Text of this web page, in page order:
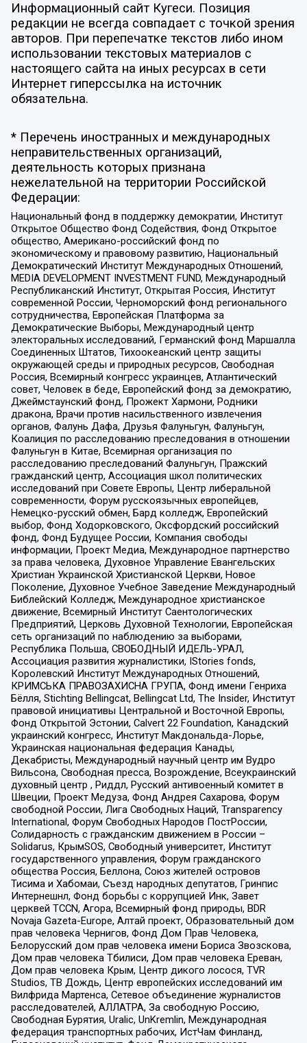
Информационный сайт Кугеси. Позиция
редакции не всегда совпадает с точкой зрения
авторов. При перепечатке текстов либо ином
использовании текстовых материалов с
настоящего сайта на иных ресурсах в сети
Интернет гиперссылка на источник
обязательна.
* Перечень иностранных и международных
неправительственных организаций,
деятельность которых признана
нежелательной на территории Российской
Федерации:
Национальный фонд в поддержку демократии, Институт
Открытое Общество Фонд Содействия, Фонд Открытое
общество, Американо-российский фонд по
экономическому и правовому развитию, Национальный
Демократический Институт Международных Отношений,
MEDIA DEVELOPMENT INVESTMENT FUND, Международный
Республиканский Институт, Открытая Россия, Институт
современной России, Черноморский фонд регионального
сотрудничества, Европейская Платформа за
Демократические Выборы, Международный центр
электоральных исследований, Германский фонд Маршалла
Соединенных Штатов, Тихоокеанский центр защиты
окружающей среды и природных ресурсов, Свободная
Россия, Всемирный конгресс украинцев, Атлантический
совет, Человек в беде, Европейский фонд за демократию,
Джеймстаунский фонд, Прожект Хармони, Родники
дракона, Врачи против насильственного извлечения
органов, Фалунь Дафа, Друзья Фалуньгун, Фалуньгун,
Коалиция по расследованию преследования в отношении
Фалуньгун в Китае, Всемирная организация по
расследованию преследований Фалуньгун, Пражский
гражданский центр, Ассоциация школ политических
исследований при Совете Европы, Центр либеральной
современности, Форум русскоязычных европейцев,
Немецко-русский обмен, Бард колледж, Европейский
выбор, Фонд Ходорковского, Оксфордский российский
фонд, Фонд Будущее России, Компания свободы
информации, Проект Медиа, Международное партнерство
за права человека, Духовное Управление Евангельских
Христиан Украинской Христианской Церкви, Новое
Поколение, Духовное Учебное Заведение Международный
Библейский Колледж, Международное христианское
движение, Всемирный Институт Саентологических
Предприятий, Церковь Духовной Технологии, Европейская
сеть организаций по наблюдению за выборами,
Республика Польша, СВОБОДНЫЙ ИДЕЛЬ-УРАЛ,
Ассоциация развития журналистики, IStories fonds,
Королевский Институт Международных Отношений,
КРИМСЬКА ПРАВОЗАХИСНА ГРУПА, Фонд имени Генриха
Бёлля, Stichting Bellingcat, Bellingcat Ltd, The Insider, Институт
правовой инициативы Центральной и Восточной Европы,
Фонд Открытой Эстонии, Calvert 22 Foundation, Канадский
украинский конгресс, Институт Макдональда-Лорье,
Украинская национальная федерация Канады,
Декабристы, Международный научный центр им Вудро
Вильсона, Свободная пресса, Возрождение, Всеукраинский
духовный центр , Риддл, Русский антивоенный комитет в
Швеции, Проект Медуза, Фонд Андрея Сахарова, Форум
свободной России, Лига Свободных Наций, Transparеncy
International, Форум Свободных Народов ПостРоссии,
Солидарность с гражданским движением в России –
Solidarus, КрымSOS, Свободный университет, Институт
государственного управления, Форум гражданского
общества Россия, Беллона, Союз жителей островов
Тисима и Хабомаи, Съезд народных депутатов, Гринпис
Интернешнл, Фонд борьбы с коррупцией Инк, Завет
церквей TCCN, Агора, Всемирный фонд природы, BDR
Novaja Gazeta-Europe, Алтай проект, Образовательный дом
прав человека Чернигов, Фонд Дом Прав Человека,
Белорусский дом прав человека имени Бориса Звозскова,
Дом прав человека Тбилиси, Дом прав человека Ереван,
Дом прав человека Крым, Центр дикого лосося, TVR
Studios, ТВ Дождь, Центр европейских исследований им
Вилфрида Мартенса, Сетевое объединение журналистов
расследователей, АЛЛАТРА, За свободную Россию,
Свободная Бурятия, Uralic, UnKremlin, Международная
федерация транспортных рабочих, ИстЧам Финланд,